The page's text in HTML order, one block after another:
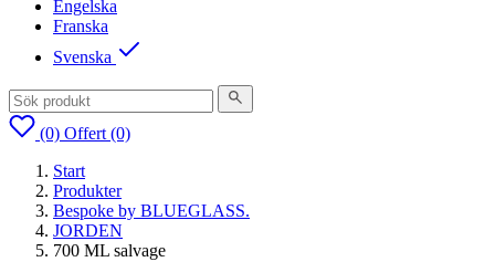
Engelska
Franska
Svenska
(0) Offert (0)
Start
Produkter
Bespoke by BLUEGLASS.
JORDEN
700 ML salvage